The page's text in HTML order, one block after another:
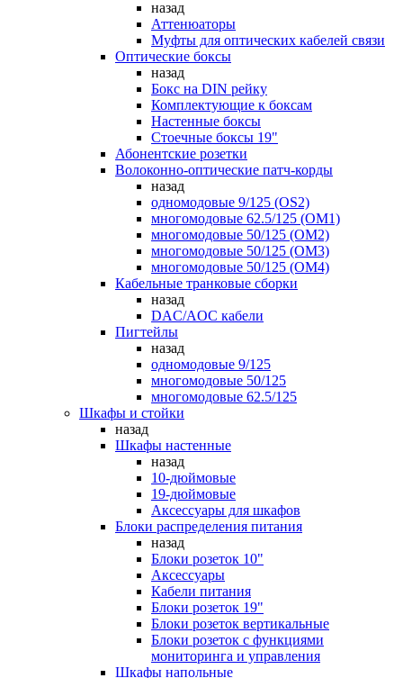
назад
Аттенюаторы
Муфты для оптических кабелей связи
Оптические боксы
назад
Бокс на DIN рейку
Комплектующие к боксам
Настенные боксы
Стоечные боксы 19"
Абонентские розетки
Волоконно-оптические патч-корды
назад
одномодовые 9/125 (OS2)
многомодовые 62.5/125 (OM1)
многомодовые 50/125 (OM2)
многомодовые 50/125 (OM3)
многомодовые 50/125 (OM4)
Кабельные транковые сборки
назад
DAC/AOC кабели
Пигтейлы
назад
одномодовые 9/125
многомодовые 50/125
многомодовые 62.5/125
Шкафы и стойки
назад
Шкафы настенные
назад
10-дюймовые
19-дюймовые
Аксессуары для шкафов
Блоки распределения питания
назад
Блоки розеток 10"
Аксессуары
Кабели питания
Блоки розеток 19"
Блоки розеток вертикальные
Блоки розеток с функциями
мониторинга и управления
Шкафы напольные